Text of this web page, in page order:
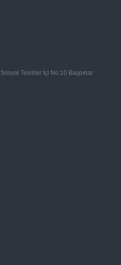
Tesisler İçi No:10 Başpınar